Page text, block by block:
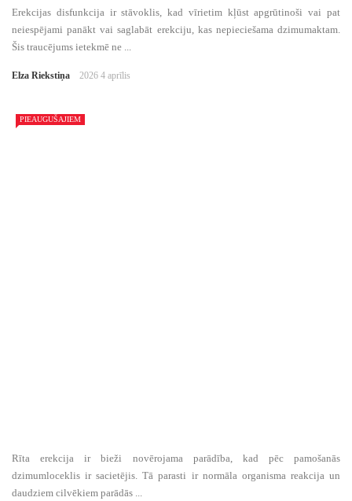
Erekcijas disfunkcija ir stāvoklis, kad vīrietim kļūst apgrūtinoši vai pat
neiespējami panākt vai saglabāt erekciju, kas nepieciešama dzimumaktam.
Šis traucējums ietekmē ne ...
Elza Riekstiņa 2026 4 aprīlis
PIEAUGUŠAJIEM
Rīta erekcija ir bieži novērojama parādība, kad pēc pamošanās
dzimumloceklis ir sacietējis. Tā parasti ir normāla organisma reakcija un
daudziem cilvēkiem parādās ...